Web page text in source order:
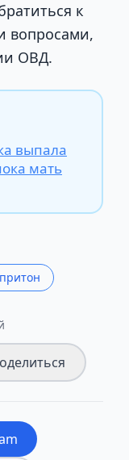
к
вопросами,
ОВД.
выпала
мать
притон